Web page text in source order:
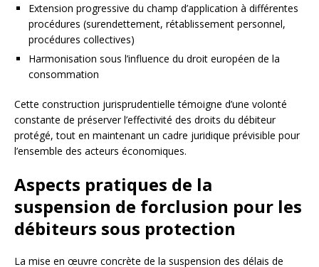
Extension progressive du champ d’application à différentes
procédures (surendettement, rétablissement personnel,
procédures collectives)
Harmonisation sous l’influence du droit européen de la
consommation
Cette construction jurisprudentielle témoigne d’une volonté
constante de préserver l’effectivité des droits du débiteur
protégé, tout en maintenant un cadre juridique prévisible pour
l’ensemble des acteurs économiques.
Aspects pratiques de la
suspension de forclusion pour les
débiteurs sous protection
La mise en œuvre concrète de la suspension des délais de